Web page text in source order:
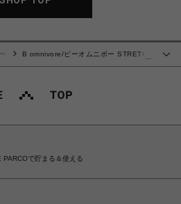
…
B omnivore/ビーオムニボー STRETCH
で貯まる＆使える